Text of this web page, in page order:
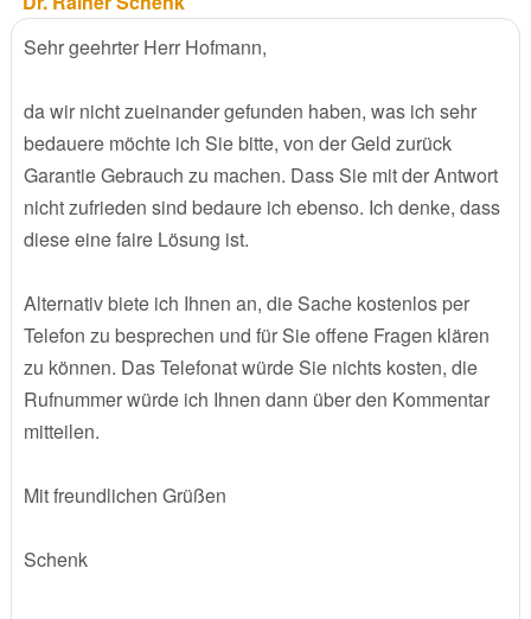
Sehr geehrter Herr Hofmann,
da wir nicht zueinander gefunden haben, was ich sehr
bedauere möchte ich Sie bitte, von der Geld zurück
Garantie Gebrauch zu machen. Dass Sie mit der Antwort
nicht zufrieden sind bedaure ich ebenso. Ich denke, dass
diese eine faire Lösung ist.
Alternativ biete ich Ihnen an, die Sache kostenlos per
Telefon zu besprechen und für Sie offene Fragen klären
zu können. Das Telefonat würde Sie nichts kosten, die
Rufnummer würde ich Ihnen dann über den Kommentar
mitteilen.
Mit freundlichen Grüßen
Schenk